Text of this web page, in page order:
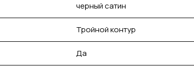
черный сатин
Тройной контур
Да